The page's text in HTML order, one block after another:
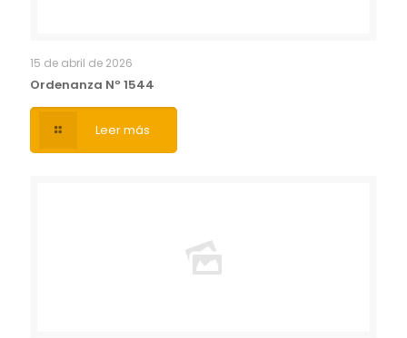
15 de abril de 2026
Ordenanza Nº 1544
Leer más